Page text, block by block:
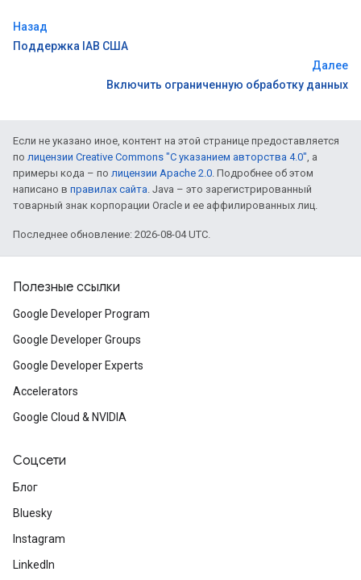
Назад
Поддержка IAB США
Далее
Включить ограниченную обработку данных
Если не указано иное, контент на этой странице предоставляется
по лицензии Creative Commons "С указанием авторства 4.0", а
примеры кода – по лицензии Apache 2.0. Подробнее об этом
написано в правилах сайта. Java – это зарегистрированный
товарный знак корпорации Oracle и ее аффилированных лиц.
Последнее обновление: 2026-08-04 UTC.
Полезные ссылки
Google Developer Program
Google Developer Groups
Google Developer Experts
Accelerators
Google Cloud & NVIDIA
Соцсети
Блог
Bluesky
Instagram
LinkedIn